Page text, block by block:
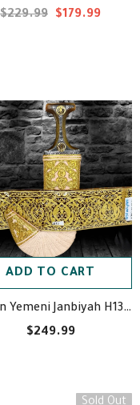
$229.99 $179.99
ADD TO CART
Golden Yemeni Janbiyah H13- جنبية ذهبيه مع جلد
$249.99
Sold Out